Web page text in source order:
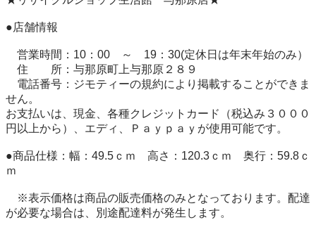
●店舗情報
営業時間：10：00　～　19：30(定休日は年末年始のみ）
住　　所：与那原町上与那原２８９
電話番号：ジモティーの規約により掲載することができま
せん。
お支払いは、現金、各種クレジットカード（税込み３０００
円以上から）、エディ、Ｐａｙｐａｙが使用可能です。
●商品仕様：幅：49.5ｃｍ　高さ：120.3ｃｍ　奥行：59.8ｃ
ｍ
※表示価格は商品の販売価格のみとなっております。配達
が必要な場合は、別途配達料が発生します。